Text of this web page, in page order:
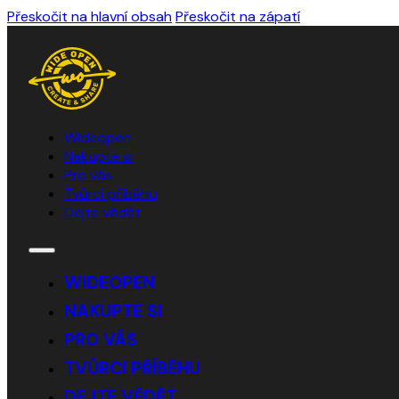
Přeskočit na hlavní obsahPřeskočit na zápatí
WIdeopen
Nakupte si
Pro vás
Tvůrci příběhu
Dejte vědět
WIDEOPEN
NAKUPTE SI
PRO VÁS
TVŮRCI PŘÍBĚHU